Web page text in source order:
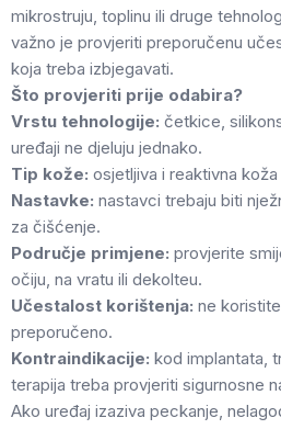
mikrostruju, toplinu ili druge
važno je provjeriti preporučenu
koja treba izbjegavati.
Što provjeriti prije odabira?
Vrstu tehnologije: četkice,
uređaji ne djeluju jednako.
Tip kože: osjetljiva i reaktivna
Nastavke: nastavci trebaju biti
za čišćenje.
Područje primjene: provjerite
očiju, na vratu ili dekolteu.
Učestalost korištenja: ne
preporučeno.
Kontraindikacije: kod implantata,
terapija treba provjeriti sigurnosne
Ako uređaj izaziva peckanje,